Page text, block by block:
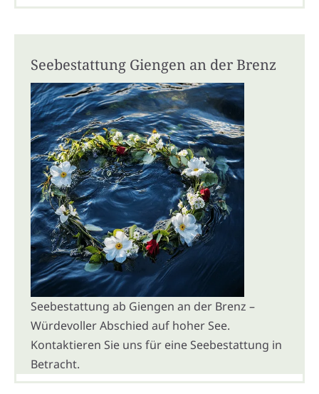
Seebestattung Giengen an der Brenz
Seebestattung ab Giengen an der Brenz –
Würdevoller Abschied auf hoher See.
Kontaktieren Sie uns für eine Seebestattung in
Betracht.